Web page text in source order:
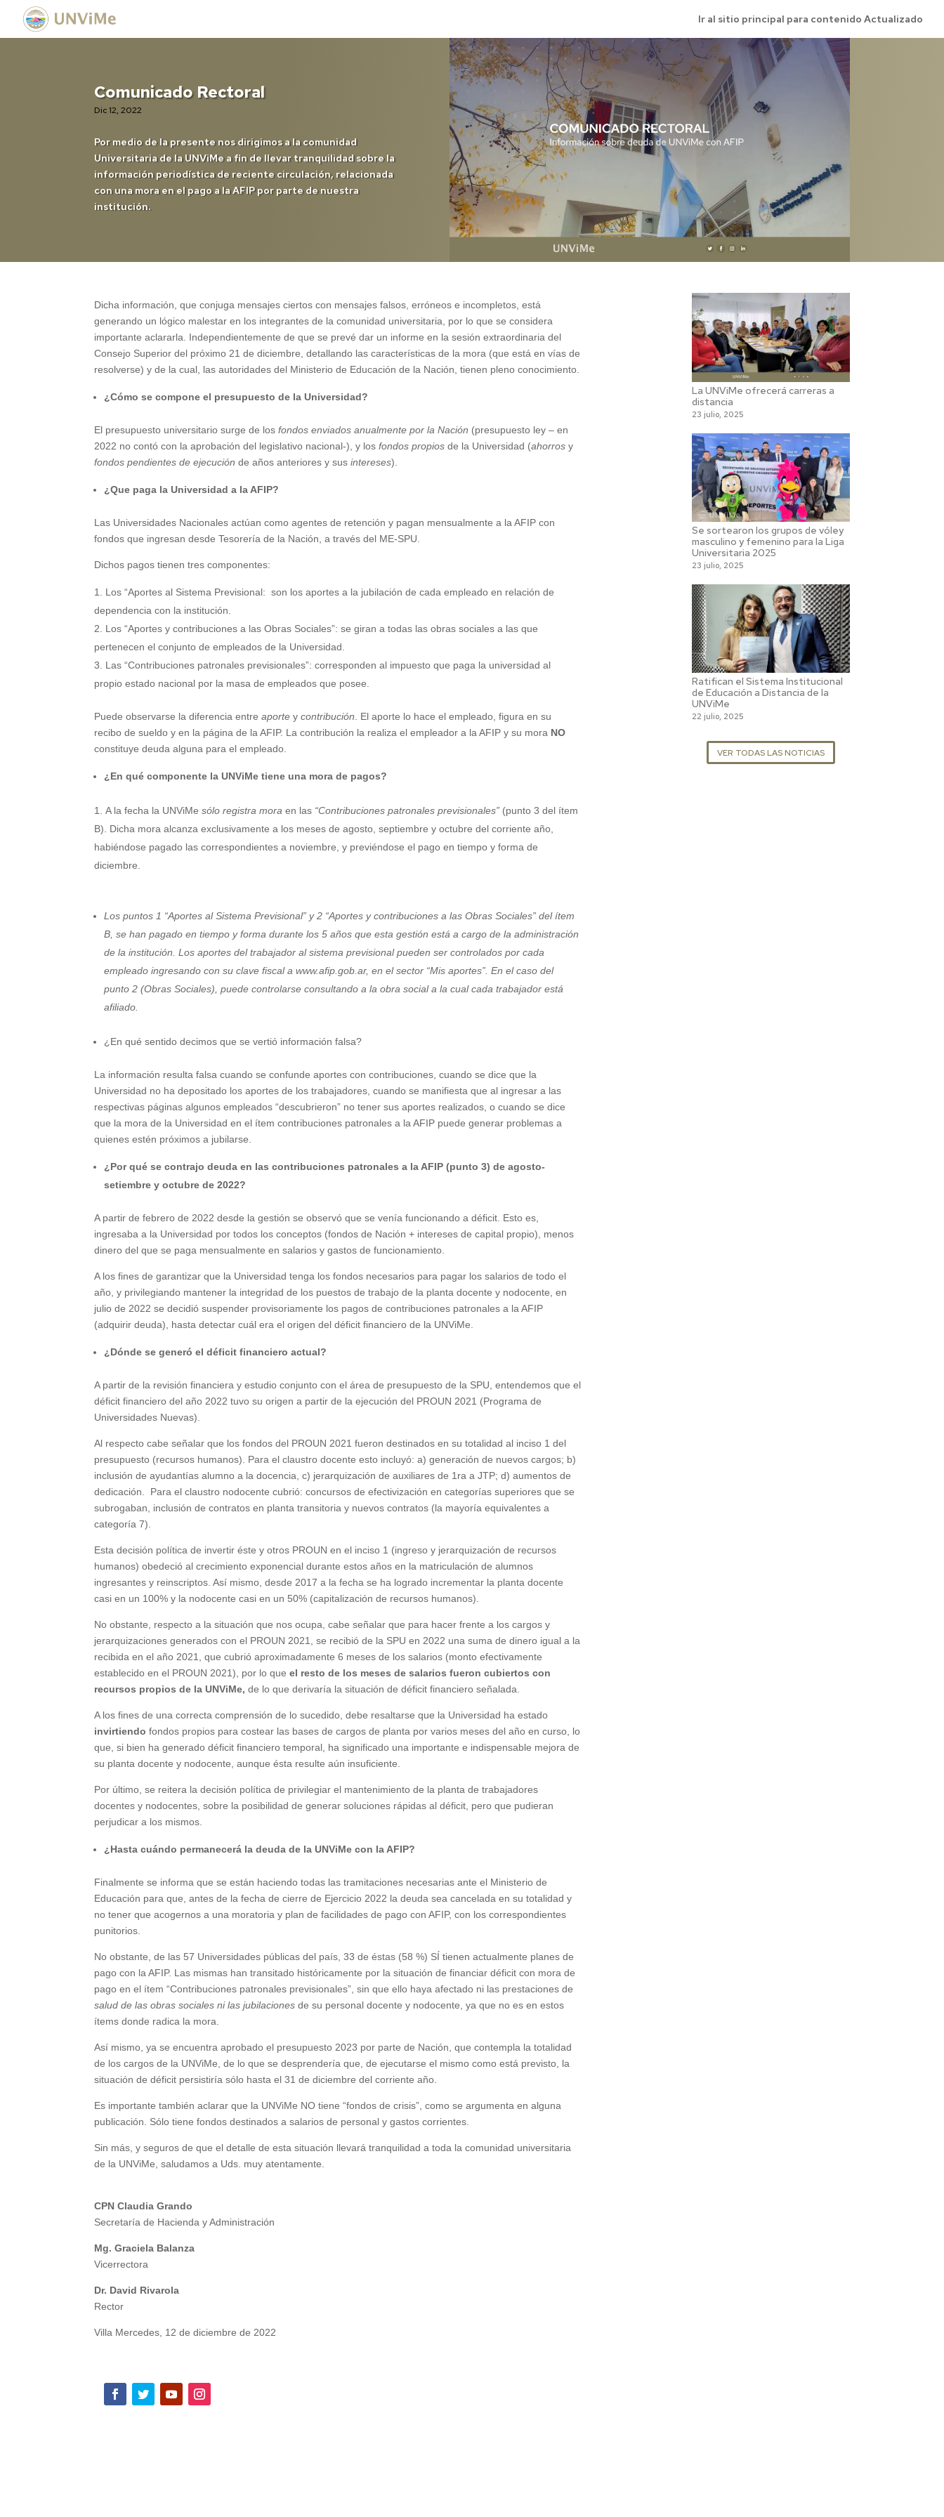
Ir al sitio principal para contenido Actualizado
Comunicado Rectoral
Dic 12, 2022
Por medio de la presente nos dirigimos a la comunidad
Universitaria de la UNViMe a fin de llevar tranquilidad sobre la
información periodística de reciente circulación, relacionada
con una mora en el pago a la AFIP por parte de nuestra
institución.
Dicha información, que conjuga mensajes ciertos con mensajes falsos, erróneos e incompletos, está
generando un lógico malestar en los integrantes de la comunidad universitaria, por lo que se considera
importante aclararla. Independientemente de que se prevé dar un informe en la sesión extraordinaria del
Consejo Superior del próximo 21 de diciembre, detallando las características de la mora (que está en vías de
resolverse) y de la cual, las autoridades del Ministerio de Educación de la Nación, tienen pleno conocimiento.
¿Cómo se compone el presupuesto de la Universidad?
El presupuesto universitario surge de losfondos enviados anualmente por la Nación (presupuesto ley – en
2022 no contó con la aprobación del legislativo nacional-), y losfondos propios de la Universidad (ahorrosy
fondos pendientes de ejecuciónde años anteriores y susintereses).
¿Que paga la Universidad a la AFIP?
Las Universidades Nacionales actúan como agentes de retención y pagan mensualmente a la AFIP con
fondos que ingresan desde Tesorería de la Nación, a través del ME-SPU.
Dichos pagos tienen tres componentes:
Los“Aportes al Sistema Previsional: son los aportes a la jubilación de cada empleado en relación de
dependenciacon la institución.
Los“Aportes y contribuciones a las Obras Sociales”: se giran a todas las obras sociales a las que
pertenecen el conjunto de empleados de la Universidad.
Las“Contribuciones patronales previsionales”:corresponden al impuesto que paga la universidad al
propio estado nacional por la masa de empleados que posee.
Puede observarse la diferencia entreaporte ycontribución. El aporte lo hace el empleado, figura en su
recibo de sueldo y en la página de la AFIP. La contribución la realiza el empleador a la AFIP y su mora NO
constituye deuda alguna para el empleado.
¿En qué componente la UNViMe tiene una mora de pagos?
A la fecha la UNViMesólo registra moraen las “Contribuciones patronales previsionales” (punto 3 del ítem
B). Dicha mora alcanza exclusivamente a los meses de agosto, septiembre y octubre del corriente año,
habiéndose pagado las correspondientes a noviembre, y previéndose el pago en tiempo y forma de
diciembre.
Los puntos 1 “Aportes al Sistema Previsional” y 2 “Aportes y contribuciones a las Obras Sociales” del ítem
B,se han pagado en tiempo y formadurante los 5 años que esta gestión está a cargode la administración
de lainstitución. Los aportes del trabajador al sistema previsional pueden ser controlados por cada
empleado ingresando con su clave fiscal a www.afip.gob.ar, en el sector “Mis aportes”. En el caso del
punto 2 (Obras Sociales), puede controlarse consultando a la obra social a la cual cada trabajador está
afiliado.
¿En qué sentido decimos que se vertió información falsa?
La información resulta falsa cuando se confunde aportes con contribuciones, cuando se dice que la
Universidad no ha depositado los aportes de los trabajadores, cuando se manifiesta que al ingresar a las
respectivas páginas algunos empleados “descubrieron” no tener sus aportes realizados, o cuando se dice
que la mora de la Universidad en el ítem contribuciones patronales a la AFIP puede generar problemas a
quienes estén próximos a jubilarse.
¿Por qué se contrajo deuda en las contribuciones patronales a la AFIP (punto 3) de agosto-
setiembre y octubre de 2022?
A partir de febrero de 2022 desde la gestión se observó que se venía funcionando a déficit. Esto es,
ingresaba a la Universidad por todos los conceptos (fondos de Nación + intereses de capital propio), menos
dinero del que se paga mensualmente en salarios y gastos de funcionamiento.
A los fines de garantizar que la Universidad tenga los fondos necesarios para pagar los salarios de todo el
año, y privilegiando mantener la integridad de los puestos de trabajo de la planta docente y nodocente, en
julio de 2022 se decidió suspender provisoriamente los pagos de contribuciones patronales a la AFIP
(adquirir deuda), hasta detectar cuál era el origen del déficit financiero de la UNViMe.
¿Dónde se generó el déficit financiero actual?
A partir de la revisión financiera y estudio conjunto con el área de presupuesto de la SPU, entendemos que el
déficit financiero del año 2022 tuvo su origen a partir de la ejecución del PROUN 2021 (Programa de
Universidades Nuevas).
Al respecto cabe señalar que los fondos del PROUN 2021 fueron destinados en su totalidad al inciso 1 del
presupuesto (recursos humanos). Para el claustro docente esto incluyó: a) generación de nuevos cargos; b)
inclusión de ayudantías alumno a la docencia, c) jerarquización de auxiliares de 1ra a JTP; d) aumentos de
dedicación. Para el claustro nodocente cubrió: concursos de efectivización en categorías superiores que se
subrogaban, inclusión de contratos en planta transitoria y nuevos contratos (la mayoría equivalentes a
categoría 7).
Esta decisión política de invertir éste y otros PROUN en el inciso 1 (ingreso y jerarquización de recursos
humanos) obedeció al crecimiento exponencial durante estos años en la matriculación de alumnos
ingresantes y reinscriptos. Así mismo, desde 2017 a la fecha se ha logrado incrementar la planta docente
casi en un 100% y la nodocente casi en un 50% (capitalización de recursos humanos).
No obstante, respecto a la situación que nos ocupa, cabe señalar que para hacer frente a los cargos y
jerarquizaciones generados con el PROUN 2021, se recibió de la SPU en 2022 una suma de dinero igual a la
recibidaen el año 2021, que cubrió aproximadamente 6 meses de los salarios (monto efectivamente
establecido en el PROUN 2021), por lo queel resto de los meses de salarios fueron cubiertos con
recursos propios de la UNViMe,de lo quederivaría la situación de déficit financiero señalada.
A los fines de una correcta comprensión de lo sucedido, debe resaltarse que la Universidad ha estado
invirtiendofondos propios para costear las bases de cargos de planta por varios meses del año en curso, lo
que, si bien ha generado déficit financiero temporal, ha significado una importante e indispensable mejora de
su planta docente y nodocente, aunque ésta resulte aún insuficiente.
Por último, se reitera la decisión política de privilegiar el mantenimiento de la planta de trabajadores
docentes y nodocentes, sobre la posibilidad de generar soluciones rápidas al déficit, pero que pudieran
perjudicar a los mismos.
¿Hasta cuándo permanecerá la deuda de la UNViMe con la AFIP?
Finalmente se informa que se están haciendo todas las tramitaciones necesarias ante el Ministerio de
Educación para que, antes de la fecha de cierre de Ejercicio 2022 la deuda sea cancelada en su totalidad y
no tener que acogernos a una moratoria y plan de facilidades de pago con AFIP, con los correspondientes
punitorios.
No obstante, de las 57 Universidades públicas del país, 33 de éstas (58 %) SÍ tienen actualmente planes de
pago con la AFIP. Las mismas han transitado históricamente por la situación de financiar déficit con mora de
pago en el ítem “Contribuciones patronales previsionales”, sin que ello haya afectado ni las prestaciones de
salud de las obras sociales ni las jubilacionesde su personal docente y nodocente, ya que no es en estos
ítems donde radica la mora.
Así mismo, ya se encuentra aprobado el presupuesto 2023 por parte de Nación, que contempla la totalidad
de los cargos de la UNViMe, de lo que se desprendería que, de ejecutarse el mismo como está previsto, la
situación de déficit persistiría sólo hasta el 31 de diciembre del corriente año.
Es importante también aclarar que la UNViMe NO tiene “fondos de crisis”, como se argumenta en alguna
publicación. Sólo tiene fondos destinados a salarios de personal y gastos corrientes.
Sin más,y seguros de que el detalle de esta situación llevará tranquilidad a toda la comunidad universitaria
de la UNViMe, saludamos a Uds. muy atentamente.
CPN Claudia Grando
Secretaría de Hacienda y Administración
Mg. Graciela Balanza
Vicerrectora
Dr. David Rivarola
Rector
Villa Mercedes, 12 de diciembre de 2022
La UNViMe ofrecerá carreras a
distancia
23 julio, 2025
Se sortearon los grupos de vóley
masculino y femenino para la Liga
Universitaria 2025
23 julio, 2025
Ratifican el Sistema Institucional
de Educación a Distancia de la
UNViMe
22 julio, 2025
VER TODAS LAS NOTICIAS